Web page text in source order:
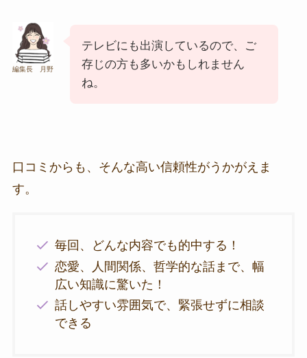
編集長 月野
テレビにも出演しているので、ご
存じの方も多いかもしれません
ね。
口コミからも、そんな高い信頼性がうかがえま
す。
毎回、どんな内容でも的中する！
恋愛、人間関係、哲学的な話まで、幅
広い知識に驚いた！
話しやすい雰囲気で、緊張せずに相談
できる